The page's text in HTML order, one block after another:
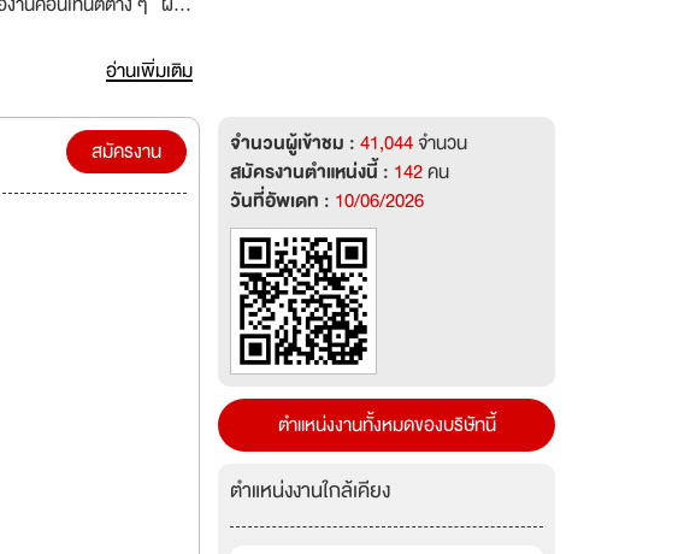
อ่านเพิ่มเติม
สมัครงาน จำนวนผู้เข้าชม :41,044จำนวน
สมัครงานตำแหน่งนี้ : 142คน
วันที่อัพเดท : 10/06/2026
ตำแหน่งงานทั้งหมดของบริษัทนี้
ตำแหน่งงานใกล้เคียง